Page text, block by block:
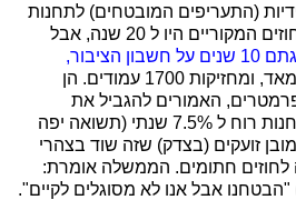
(התעריפים המובטחים) לתחנות
רוח שהוקמו לפני 2004. החוזים המקוריים היו ל 20 שנה, אבל
חגגתם 10 שנים על חשבון הציבור,
. התקנות מסובכות מאד, ומחזיקות 1700 עמודים. הן
האמורים להגביל את
התשואה להון המושקע בתחנות רוח ל 7.5% שנתי (תשואה יפה
זועקים (בצדק) שזה שוד בצהרי
חתומים. הממשלה אומרת:
אבל אנו לא מסוגלים לקיים".